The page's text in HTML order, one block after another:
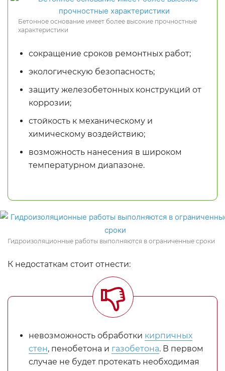
Бетонное основание имеет более высокие прочностные
характеристики
сокращение сроков ремонтных работ;
экологическую безопасность;
защиту железобетонных конструкций от
коррозии;
стойкость к механическому и
химическому воздействию;
возможность нанесения в широком
температурном диапазоне.
Гидроизоляционные работы выполняются в ограниченные сроки
К недостаткам стоит отнести:
невозможность обработки кирпичных
стен, пенобетона и газобетона. В первом
случае не будет протекать необходимая